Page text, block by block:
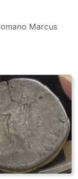
Marcus